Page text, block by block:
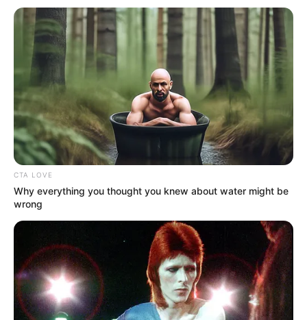
CTA LOVE
Why everything you thought you knew about water might be
wrong